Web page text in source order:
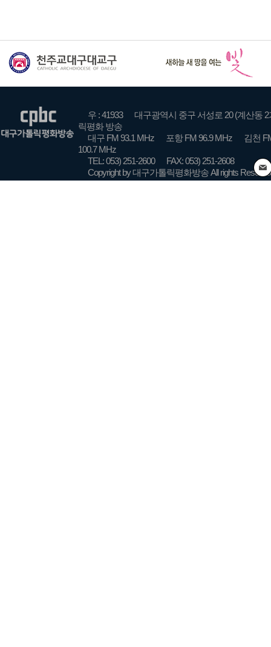
우 : 41933
대구광역시 중구 서성로 20 (계산동 2
릭평화 방송
대구 FM 93.1 MHz
포항 FM 96.9 MHz
김천
100.7 MHz
TEL: 053) 251-2600
FAX: 053) 251-2608
Copyright by 대구가톨릭평화방송 All rights